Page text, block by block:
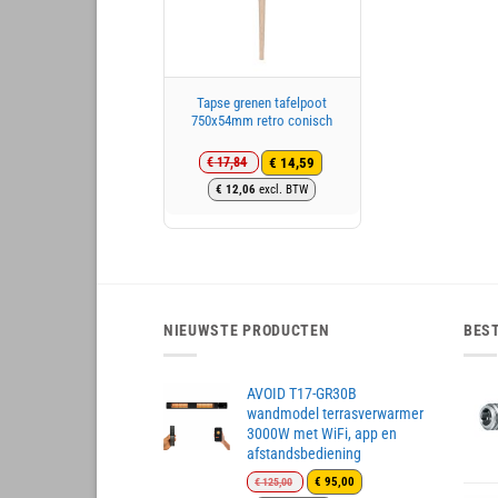
Tapse grenen tafelpoot
750x54mm retro conisch
€17,84
Oorspronkelijke
prijs
€ 14,59
Huidige
prijs
€ 12,06 excl. BTW
NIEUWSTE PRODUCTEN
AVOID T17-GR30B
wandmodel terrasverwarmer
3000W met WiFi, app en
afstandsbediening
€125,00
Oorspronkelijke
€ 95,00 Huidige